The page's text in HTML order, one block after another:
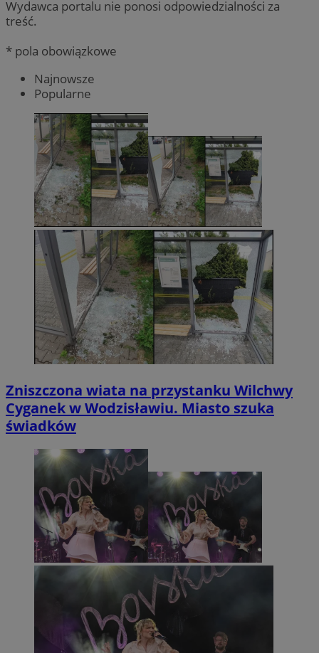
Wydawca portalu nie ponosi odpowiedzialności za
treść.
* pola obowiązkowe
Najnowsze
Popularne
Zniszczona wiata na przystanku Wilchwy
Cyganek w Wodzisławiu. Miasto szuka
świadków